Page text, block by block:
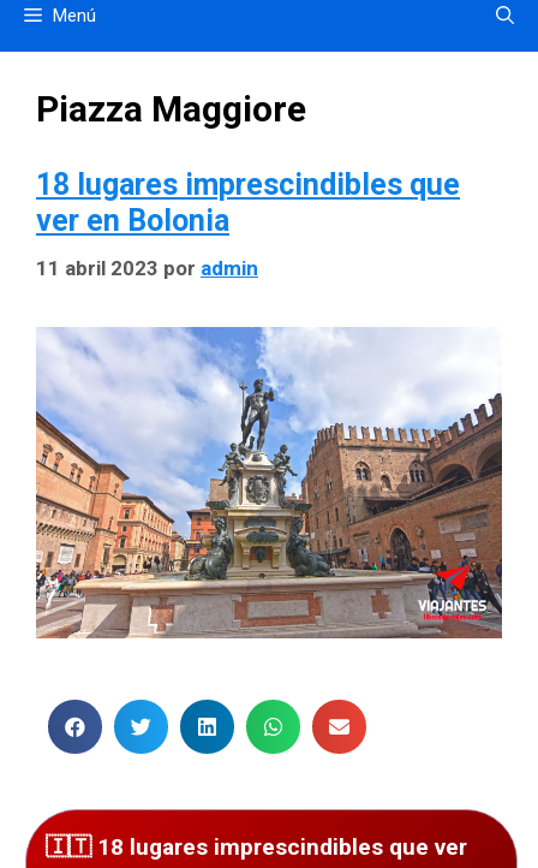
Menú
Piazza Maggiore
18 lugares imprescindibles que
ver en Bolonia
11 abril 2023 por admin
18 lugares imprescindibles que ver